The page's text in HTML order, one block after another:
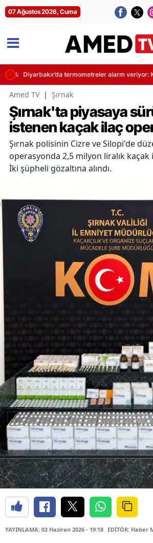
07 Ağustos 2026, Cuma
Diyarbakır’da termometreler alarm veriyor:
Amed TV | Şırnak
Şırnak'ta piyasaya
istenen kaçak ilaç
Şırnak polisinin Cizre ve Silopi'de
operasyonda 2,5 milyon liralık kaçak
İki şüpheli gözaltına alındı.
YAYINLAMA: 02 Haziran 2026 - 19:18 EDİTÖR: Haber